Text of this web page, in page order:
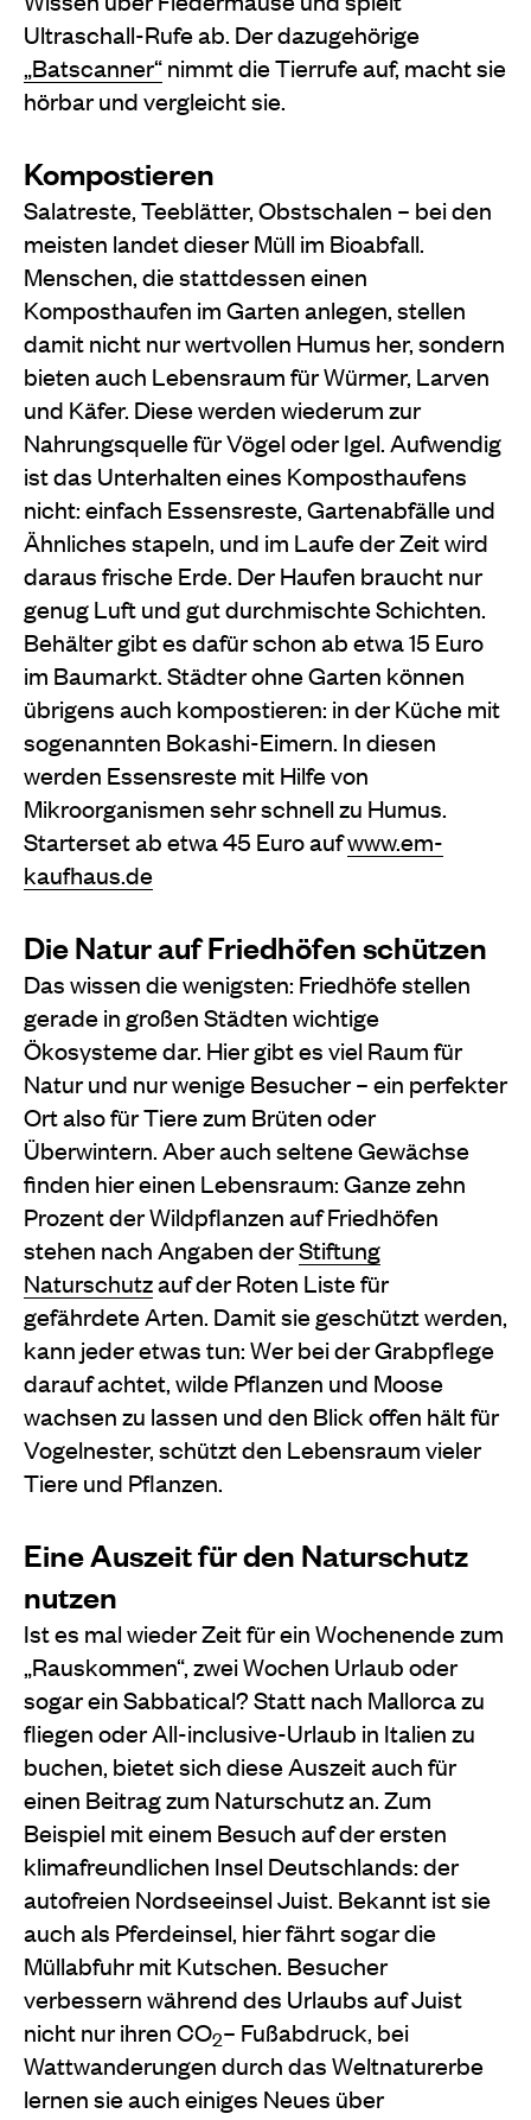
Ultraschall-Rufe ab. Der dazugehörige
„Batscanner“nimmt die Tierrufe auf, macht sie
hörbar und vergleicht sie.
Kompostieren
Salatreste, Teeblätter, Obstschalen – bei den
meisten landet dieser Müll im Bioabfall.
Menschen, die stattdessen einen
Komposthaufen im Garten anlegen, stellen
damit nicht nur wertvollen Humus her, sondern
bieten auch Lebensraum für Würmer, Larven
und Käfer. Diese werden wiederum zur
Nahrungsquelle für Vögel oder Igel. Aufwendig
ist das Unterhalten eines Komposthaufens
nicht: einfach Essensreste, Gartenabfälle und
Ähnliches stapeln, und im Laufe der Zeit wird
daraus frische Erde. Der Haufen braucht nur
genug Luft und gut durchmischte Schichten.
Behälter gibt es dafür schon ab etwa 15 Euro
im Baumarkt. Städter ohne Garten können
übrigens auch kompostieren: in der Küche mit
sogenannten Bokashi-Eimern. In diesen
werden Essensreste mit Hilfe von
Mikroorganismen sehr schnell zu Humus.
Starterset ab etwa 45 Euro aufwww.em-
kaufhaus.de
Die Natur auf Friedhöfen schützen
Das wissen die wenigsten: Friedhöfe stellen
gerade in großen Städten wichtige
Ökosysteme dar. Hier gibt es viel Raum für
Natur und nur wenige Besucher – ein perfekter
Ort also für Tiere zum Brüten oder
Überwintern. Aber auch seltene Gewächse
finden hier einen Lebensraum: Ganze zehn
Prozent der Wildpflanzen auf Friedhöfen
stehen nach Angaben derStiftung
Naturschutzauf der Roten Liste für
gefährdete Arten. Damit sie geschützt werden,
kann jeder etwas tun: Wer bei der Grabpflege
darauf achtet, wilde Pflanzen und Moose
wachsen zu lassen und den Blick offen hält für
Vogelnester, schützt den Lebensraum vieler
Tiere und Pflanzen.
Eine Auszeit für den Naturschutz
nutzen
Ist es mal wieder Zeit für ein Wochenende zum
„Rauskommen“, zwei Wochen Urlaub oder
sogar ein Sabbatical? Statt nach Mallorca zu
fliegen oder All-inclusive-Urlaub in Italien zu
buchen, bietet sich diese Auszeit auch für
einen Beitrag zum Naturschutz an. Zum
Beispiel mit einem Besuch auf der ersten
klimafreundlichen Insel Deutschlands: der
autofreien Nordseeinsel Juist. Bekannt ist sie
auch als Pferdeinsel, hier fährt sogar die
Müllabfuhr mit Kutschen. Besucher
verbessern während des Urlaubs auf Juist
nicht nur ihren CO2– Fußabdruck, bei
Wattwanderungen durch das Weltnaturerbe
lernen sie auch einiges Neues über